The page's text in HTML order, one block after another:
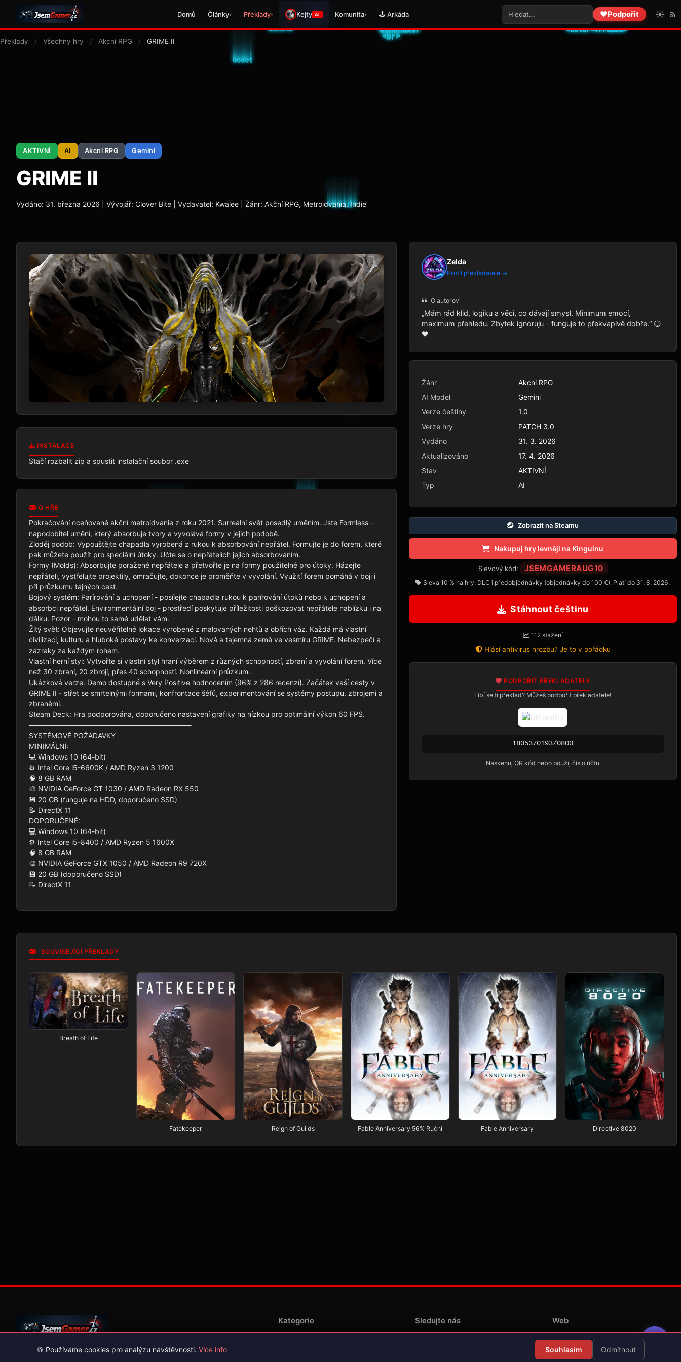
Domů Články▾ Překlady▾ Kejty AI Komunita▾ 🕹️ Arkáda ❤️Podpořit ☀️
Překlady / Všechny hry / Akcni RPG / GRIME II
AKTIVNÍ AI Akcni RPG Gemini
GRIME II
Vydáno: 31. března 2026 | Vývojář: Clover Bite | Vydavatel: Kwalee | Žánr: Akční RPG, Metroidvania, Indie
INSTALACE
Stačí rozbalit zip a spustit instalační soubor .exe
O HŘE
Pokračování oceňované akční metroidvanie z roku 2021. Surreální svět posedlý uměním. Jste Formless -
napodobitel umění, který absorbuje tvory a vyvolává formy v jejich podobě.
Zloděj podob: Vypouštějte chapadla vyrobená z rukou k absorbování nepřátel. Formujte je do forem, které
pak můžete použít pro speciální útoky. Učte se o nepřátelích jejich absorbováním.
Formy (Molds): Absorbujte poražené nepřátele a přetvořte je na formy použitelné pro útoky. Házejte
nepřáteli, vystřelujte projektily, omračujte, dokonce je proměňte v vyvolání. Využití forem pomáhá v boji i
při průzkumu tajných cest.
Bojový systém: Parírování a uchopení - posílejte chapadla rukou k parírování útoků nebo k uchopení a
absorbci nepřátel. Environmentální boj - prostředí poskytuje příležitosti poškozovat nepřátele nablízku i na
dálku. Pozor - mohou to samé udělat vám.
Žitý svět: Objevujte neuvěřitelné lokace vyrobené z malovaných nehtů a obřích váz. Každá má vlastní
civilizaci, kulturu a hluboké postavy ke konverzaci. Nová a tajemná země ve vesmíru GRIME. Nebezpečí a
zázraky za každým rohem.
Vlastní herní styl: Vytvořte si vlastní styl hraní výběrem z různých schopností, zbraní a vyvolání forem. Více
než 30 zbraní, 20 zbrojí, přes 40 schopností. Nonlineární průzkum.
Ukázková verze: Demo dostupné s Very Positive hodnocením (96% z 286 recenzí). Začátek vaší cesty v
GRIME II - střet se smrtelnými formami, konfrontace šéfů, experimentování se systémy postupu, zbrojemi a
zbraněmi.
Steam Deck: Hra podporována, doporučeno nastavení grafiky na nízkou pro optimální výkon 60 FPS.
━━━━━━━━━━━━━━━━━━━━━━━━━━━━━━━━━━━━━━━━
SYSTÉMOVÉ POŽADAVKY
MINIMÁLNÍ:
💻 Windows 10 (64-bit)
⚙️ Intel Core i5-6600K / AMD Ryzen 3 1200
🧠 8 GB RAM
🎨 NVIDIA GeForce GT 1030 / AMD Radeon RX 550
💾 20 GB (funguje na HDD, doporučeno SSD)
📝 DirectX 11
DOPORUČENÉ:
💻 Windows 10 (64-bit)
⚙️ Intel Core i5-8400 / AMD Ryzen 5 1600X
🧠 8 GB RAM
🎨 NVIDIA GeForce GTX 1050 / AMD Radeon R9 720X
💾 20 GB (doporučeno SSD)
📝 DirectX 11
Zelda
Profil překladatele →
O autorovi
„Mám rád klid, logiku a věci, co dávají smysl. Minimum emocí,
maximum přehledu. Zbytek ignoruju – funguje to překvapivě dobře.“ 😏
🖤
Žánr
Akcni RPG
AI Model
Gemini
Verze češtiny
1.0
Verze hry
PATCH 3.0
Vydáno
31. 3. 2026
Aktualizováno
17. 4. 2026
Stav
AKTIVNÍ
Typ
AI
Zobrazit na Steamu
Nakupuj hry levněji na Kinguinu
Slevový kód: JSEMGAMERAUG10
Sleva 10 % na hry, DLC i předobjednávky (objednávky do 100 €). Platí do 31. 8. 2026.
Stáhnout češtinu
112 stažení
Hlásí antivirus hrozbu? Je to v pořádku
PODPOŘIT PŘEKLADATELE
Líbí se ti překlad? Můžeš podpořit překladatele!
1805370193/0800
Naskenuj QR kód nebo použij číslo účtu
SOUVISEJÍCÍ PŘEKLADY
Breath of Life
Fatekeeper Reign of Guilds Fable Anniversary 56% Ruční Fable Anniversary Directive 8020
Váš průvodce světem videoher. Novinky, recenze a česko-slovenské
Kategorie Sledujte nás Web
Redakce
Překlady her
🍪 Používáme cookies pro analýzu návštěvnosti. Více info Souhlasím Odmítnout